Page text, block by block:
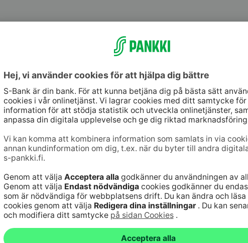
010 76 5810 (lna/mta)
må–fr kl. 9–16
Spärrtjänst för bankkoder 24
h/dygn
09 6964 6820(lna/mta)
Spärrtjänst för kort 24
h/dygn
Genvägar
Uppdatera dina
Kontrollera
Serviceavgifter
Vanliga frågor
Säker hantering av